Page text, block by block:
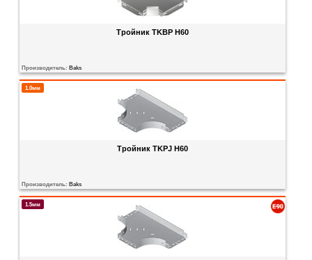
Тройник TKBP H60
Производитель: Baks
1.0мм
Тройник TKPJ H60
Производитель: Baks
1.5мм